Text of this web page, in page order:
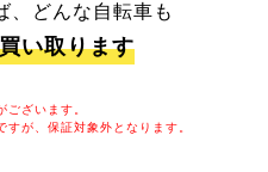
、どんな自転車も
い取ります
ざいます。
が、保証対象外となります。